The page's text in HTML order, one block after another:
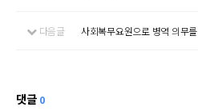
다음글 사회복무요원으로 병역 의무를
댓글 0